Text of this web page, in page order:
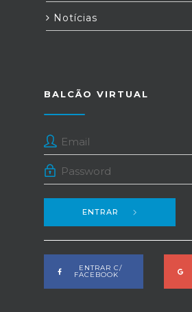
Notícias
BALCÃO VIRTUAL
ENTRAR
ENTRAR C/
FACEBOOK